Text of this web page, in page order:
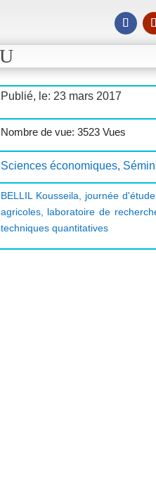
Publié, le: 23 mars 2017
Nombre de vue: 3523 Vues
Sciences économiques,
BELLIL Kousseila, journée
agricoles, laboratoire de
techniques quantitatives